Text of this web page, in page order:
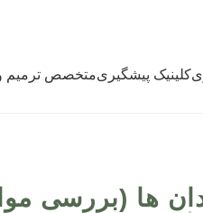
کلینیک پیشگیریمتخصص ترمیم و
ها (بررسی